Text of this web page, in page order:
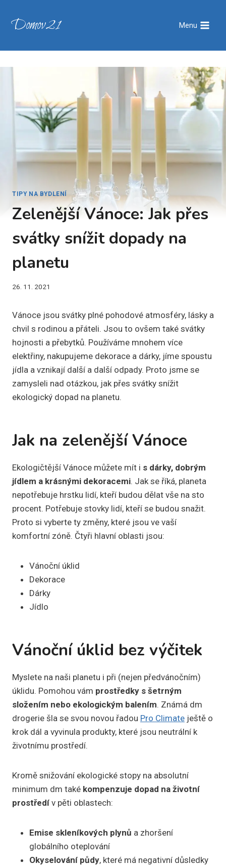
Domov21 Menu
TIPY NA BYDLENÍ
Zelenější Vánoce: Jak přes
svátky snížit dopady na
planetu
26. 11. 2021
Vánoce jsou svátky plné pohodové atmosféry, lásky a
chvil s rodinou a přáteli. Jsou to ovšem také svátky
hojnosti a přebytků. Používáme mnohem více
elektřiny, nakupujeme dekorace a dárky, jíme spoustu
jídla a vznikají další a další odpady. Proto jsme se
zamysleli nad otázkou, jak přes svátky snížit
ekologický dopad na planetu.
Jak na zelenější Vánoce
Ekologičtější Vánoce můžete mít i s dárky, dobrým
jídlem a krásnými dekoracemi. Jak se říká, planeta
nepotřebuje hrstku lidí, kteří budou dělat vše na sto
procent. Potřebuje stovky lidí, kteří se budou snažit.
Proto si vyberte ty změny, které jsou ve vaší
komfortní zóně. Čtyři hlavní oblasti jsou:
Vánoční úklid
Dekorace
Dárky
Jídlo
Vánoční úklid bez výčitek
Myslete na naši planetu i při (nejen předvánočním)
úklidu. Pomohou vám prostředky s šetrným
složením nebo ekologickým balením. Známá dm
drogerie šla se svou novou řadou Pro Climate ještě o
krok dál a vyvinula produkty, které jsou neutrální k
životnímu prostředí.
Kromě snižování ekologické stopy na absolutní
minimum dm také kompenzuje dopad na životní
prostředí v pěti oblastech:
Emise skleníkových plynů a zhoršení
globálního oteplování
Okyselování půdy, které má negativní důsledky